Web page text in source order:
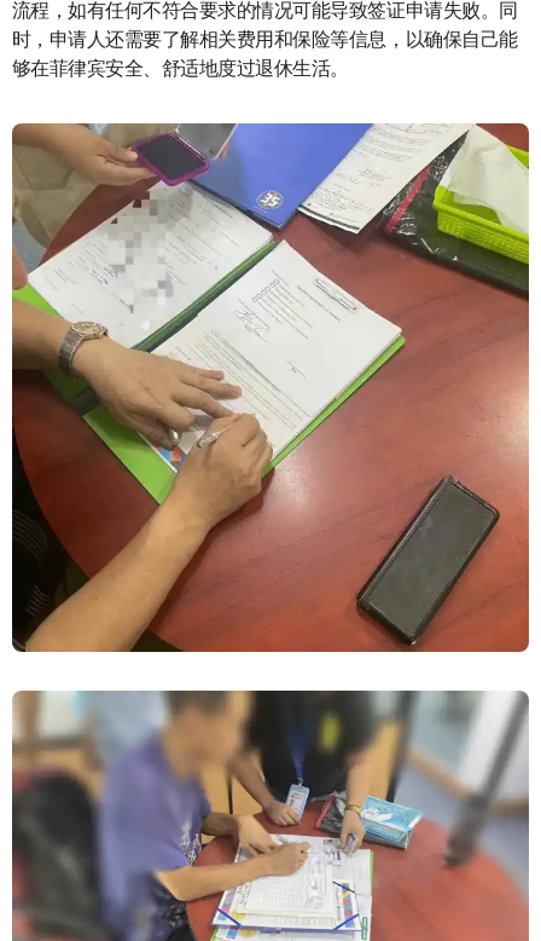
流程，如有任何不符合要求的情况可能导致签证申请失败。同
时，申请人还需要了解相关费用和保险等信息，以确保自己能
够在菲律宾安全、舒适地度过退休生活。